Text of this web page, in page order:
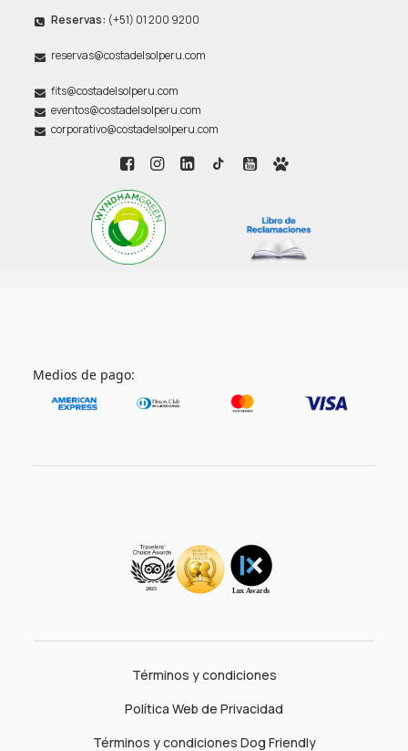
Reservas: (+51) 01 200 9200
reservas@costadelsolperu.com
fits@costadelsolperu.com
eventos@costadelsolperu.com
corporativo@costadelsolperu.com
Medios de pago:
Términos y condiciones
Política Web de Privacidad
Términos y condiciones Dog Friendly